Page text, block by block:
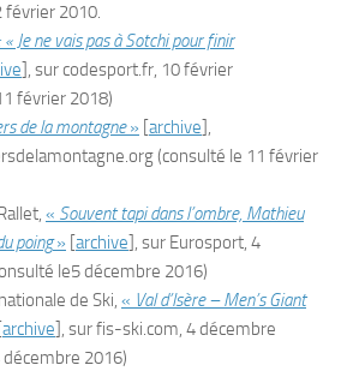
février 2010.
Je ne vais pas à Sotchi pour finir
, surcodesport.fr, 10 février
février 2018)
de la montagne» archive ,
(consulté le 11 février
« Souvent tapi dans l’ombre, Mathieu
poing» archive , sur Eurosport, 4
le5 décembre 2016)
de Ski, « Val d’Isère – Men’s Giant
archive , surfis-ski.com, 4 décembre
décembre 2016)